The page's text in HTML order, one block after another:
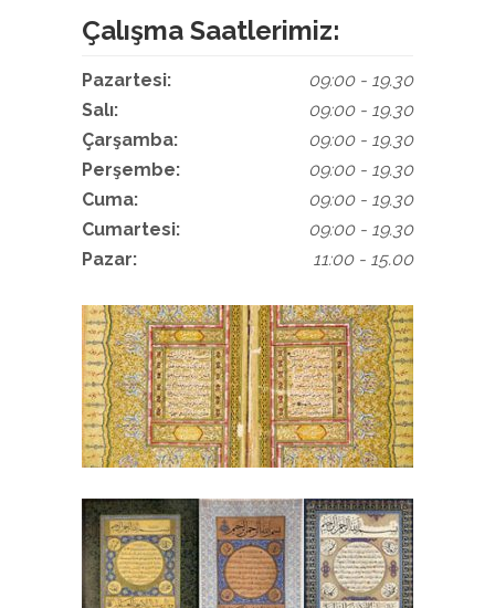
Çalışma Saatlerimiz:
Pazartesi:
Salı:
Çarşamba:
Perşembe:
Cuma:
Cumartesi:
Pazar:
09:00 - 19.30
09:00 - 19.30
09:00 - 19.30
09:00 - 19.30
09:00 - 19.30
09:00 - 19.30
11:00 - 15.00